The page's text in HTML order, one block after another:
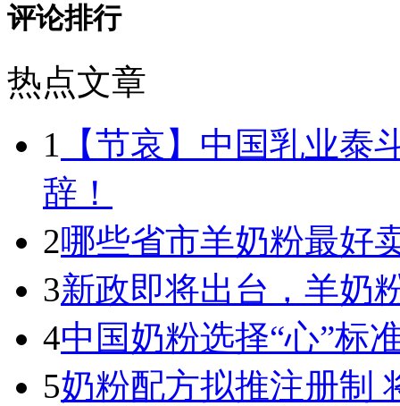
评论排行
热点文章
1 【节哀】中国乳业
辞！
2哪些省市羊奶粉最好
3新政即将出台，羊奶
4中国奶粉选择“心”标
5奶粉配方拟推注册制